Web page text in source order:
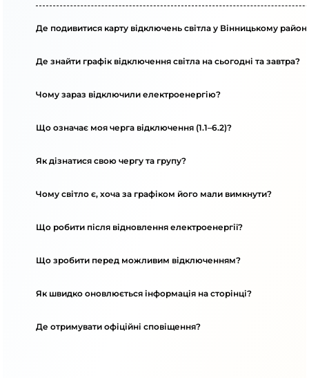
Де подивитися карту відключень світла у Вінницькому
Де знайти графік відключення світла на сьогодні та завтра?
Чому зараз відключили електроенергію?
Що означає моя черга відключення (1.1–6.2)?
Як дізнатися свою чергу та групу?
Чому світло є, хоча за графіком його мали вимкнути?
Що робити після відновлення електроенергії?
Що зробити перед можливим відключенням?
Як швидко оновлюється інформація на сторінці?
Де отримувати офіційні сповіщення?